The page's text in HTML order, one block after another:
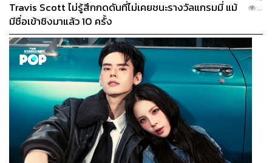
Travis Scott ไม่รู้สึกกดดันที่ไม่เคยชนะรางวัลแกรมมี่ แม้
มีชื่อเข้าชิงมาแล้ว 10 ครั้ง
...